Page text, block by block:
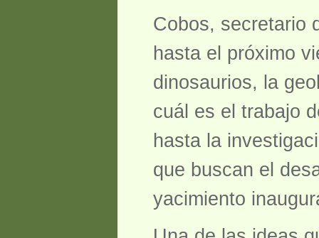
Cobos, secretario
hasta el próximo
dinosaurios, la
cuál es el trabajo
hasta la
que buscan el
yacimiento